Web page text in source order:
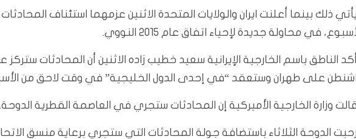
ذلك بينما أعلنت ايران والولايات المتحدة الاثنين عزمهما استئناف
في محاولة جديدة لإحياء اتفاق عام 2015 النووي.
الناطق باسم الخارجية الإيرانية سعيد خطيب زاده الاثنين أن المحادثات
على طهران وستعقد “في إحدى الدول الخليجية” في وقت لاحق من
وزارة الخارجية الأميركية إن المحادثات ستجري في العاصمة القطرية الدوحة.
الدوحة الثلاثاء باستضافة جولة المحادثات التي ستجري برعاية منسق